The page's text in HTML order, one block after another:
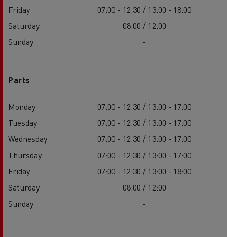
Friday
07:00 - 12:30 / 13:00 - 18:00
Saturday
08:00 / 12:00
Sunday
-
Parts
Monday
07:00 - 12:30 / 13:00 - 17:00
Tuesday
07:00 - 12:30 / 13:00 - 17:00
Wednesday
07:00 - 12:30 / 13:00 - 17:00
Thursday
07:00 - 12:30 / 13:00 - 17:00
Friday
07:00 - 12:30 / 13:00 - 18:00
Saturday
08:00 / 12:00
Sunday
-